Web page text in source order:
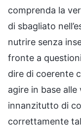
comprenda la
di sbagliato
nutrire senza
fronte a
dire di coerente
agire in base
innanzitutto di
correttamente